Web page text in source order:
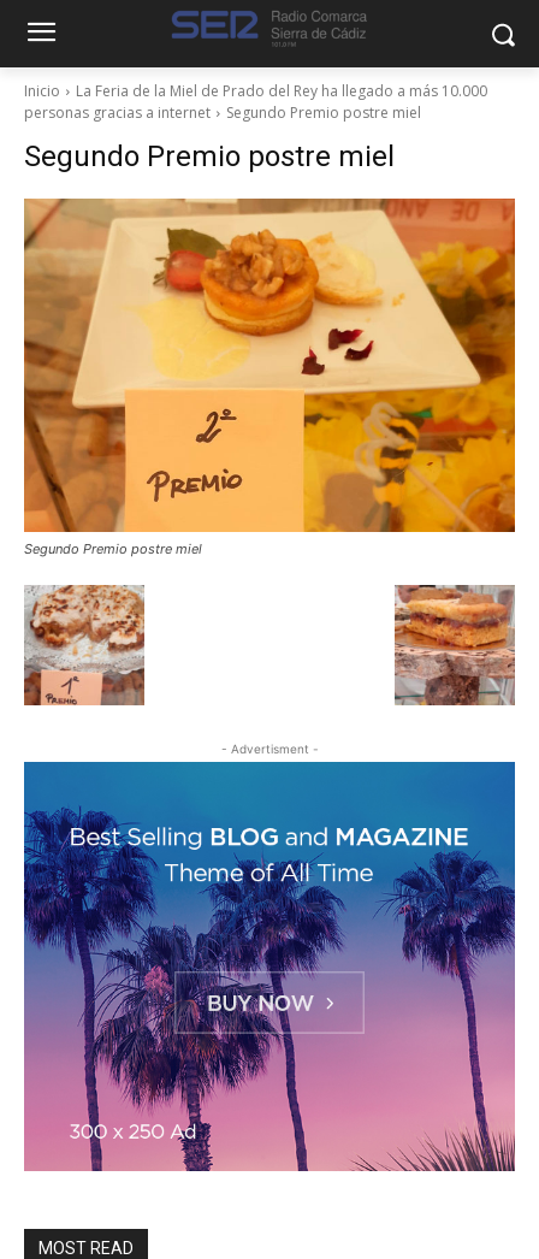
Inicio
La Feria de la Miel de Prado del Rey ha llegado a más 10.000
personas gracias a internet
Segundo Premio postre miel
Segundo Premio postre miel
Segundo Premio postre miel
- Advertisment -
MOST READ